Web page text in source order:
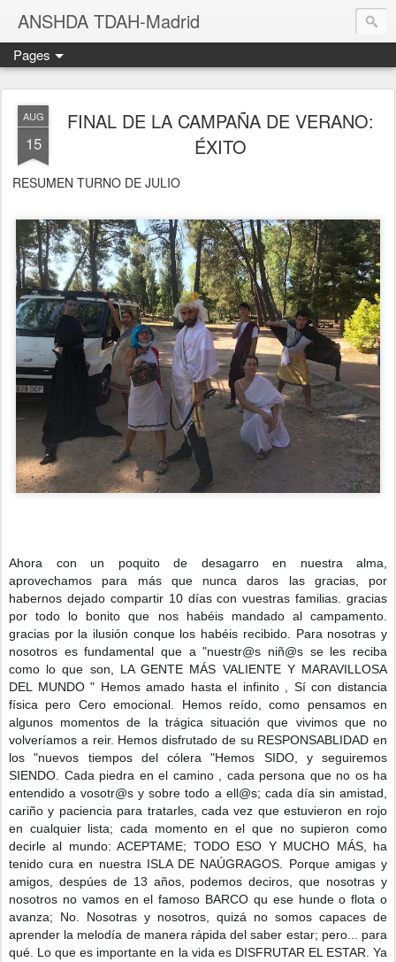
ANSHDA TDAH-Madrid
Pages
AUG
15
FINAL DE LA CAMPAÑA DE VERANO:
ÉXITO
RESUMEN TURNO DE JULIO
Ahora con un poquito de desagarro en nuestra alma,
aprovechamos para más que nunca daros las gracias, por
habernos dejado compartir 10 días con vuestras familias. gracias
por todo lo bonito que nos habéis mandado al campamento.
gracias por la ilusión conque los habéis recibido. Para nosotras y
nosotros es fundamental que a "nuestr@s niñ@s se les reciba
como lo que son, LA GENTE MÁS VALIENTE Y MARAVILLOSA
DEL MUNDO " Hemos amado hasta el infinito , Sí con distancia
física pero Cero emocional. Hemos reído, como pensamos en
algunos momentos de la trágica situación que vivimos que no
volveríamos a reir. Hemos disfrutado de su RESPONSABLIDAD en
los "nuevos tiempos del cólera "Hemos SIDO, y seguiremos
SIENDO. Cada piedra en el camino , cada persona que no os ha
entendido a vosotr@s y sobre todo a ell@s; cada día sin amistad,
cariño y paciencia para tratarles, cada vez que estuvieron en rojo
en cualquier lista; cada momento en el que no supieron como
decirle al mundo: ACEPTAME; TODO ESO Y MUCHO MÁS, ha
tenido cura en nuestra ISLA DE NAÚGRAGOS. Porque amigas y
amigos, despúes de 13 años, podemos deciros, que nosotras y
nosotros no vamos en el famoso BARCO qu ese hunde o flota o
avanza; No. Nosotras y nosotros, quizá no somos capaces de
aprender la melodía de manera rápida del saber estar; pero... para
qué. Lo que es importante en la vida es DISFRUTAR EL ESTAR. Ya